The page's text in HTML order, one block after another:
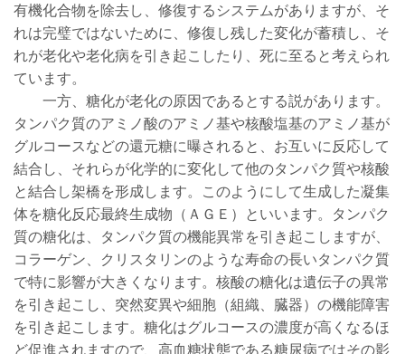
有機化合物を除去し、修復するシステムがありますが、そ
れは完璧ではないために、修復し残した変化が蓄積し、そ
れが老化や老化病を引き起こしたり、死に至ると考えられ
ています。
一方、糖化が老化の原因であるとする説があります。
タンパク質のアミノ酸のアミノ基や核酸塩基のアミノ基が
グルコースなどの還元糖に曝されると、お互いに反応して
結合し、それらが化学的に変化して他のタンパク質や核酸
と結合し架橋を形成します。このようにして生成した凝集
体を糖化反応最終生成物（ＡＧＥ）といいます。タンパク
質の糖化は、タンパク質の機能異常を引き起こしますが、
コラーゲン、クリスタリンのような寿命の長いタンパク質
で特に影響が大きくなります。核酸の糖化は遺伝子の異常
を引き起こし、突然変異や細胞（組織、臓器）の機能障害
を引き起こします。糖化はグルコースの濃度が高くなるほ
ど促進されますので、高血糖状態である糖尿病ではその影